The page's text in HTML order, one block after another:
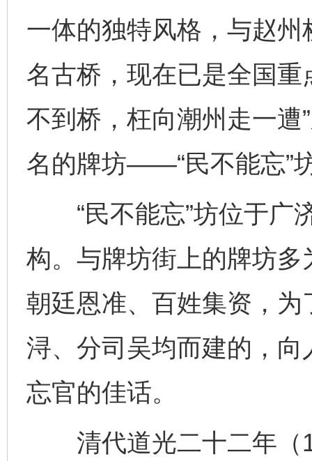
一体的独特风格，与赵
名古桥，现在已是全国重
不到桥，枉向潮州走一遭
名的牌坊——“民不能忘”
“民不能忘”坊位于广
构。与牌坊街上的牌坊
朝廷恩准、百姓集资，
浔、分司吴均而建的，
忘官的佳话。
清代道光二十二年（